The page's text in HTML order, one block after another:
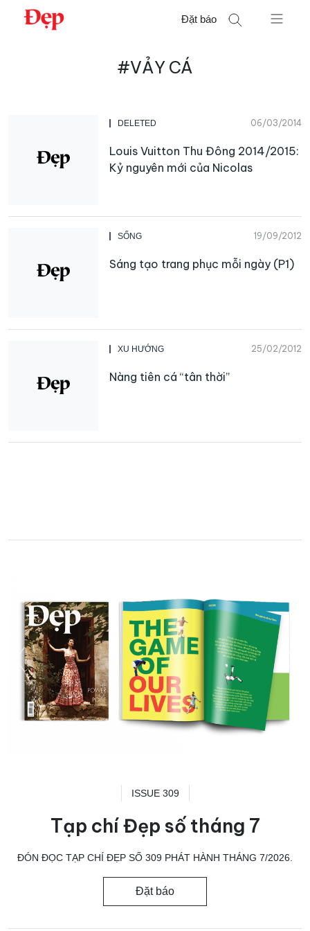
Chuyển
Đặt báo
#VẢY CÁ
DELETED 06/03/2014
Louis Vuitton Thu Đông 2014/2015:
Kỷ nguyên mới của Nicolas
SỐNG 19/09/2012
Sáng tạo trang phục mỗi ngày (P1)
XU HƯỚNG 25/02/2012
Nàng tiên cá “tân thời”
ISSUE 309
Tạp chí Đẹp số tháng 7
ĐÓN ĐỌC TẠP CHÍ ĐẸP SỐ 309 PHÁT HÀNH THÁNG 7/2026.
Đặt báo